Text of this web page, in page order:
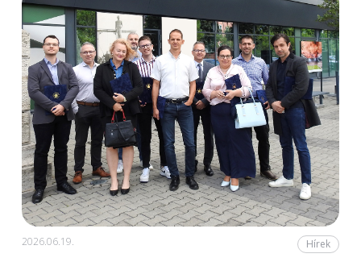
2026.06.19. Hírek